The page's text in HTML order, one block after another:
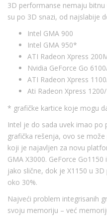
3D performanse nemaju
su po 3D snazi, od najslabije
Intel GMA 900
Intel GMA 950*
ATI Radeon Xpress
Nvidia GeForce Go
ATI Radeon Xpress
Ati Radeon Xpress
* grafičke kartice koje mogu
Intel je do sada uvek imao
grafička rešenja, ovo se
koji je najavljen za novu
GMA X3000. GeForce
jako slične, dok je X1150 u
oko 30%.
Najveći problem integrisanih
svoju memoriju – već